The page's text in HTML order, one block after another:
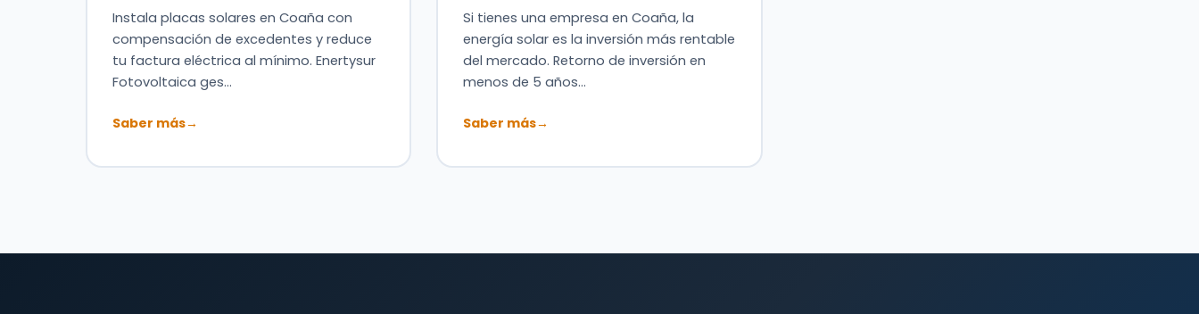
Instala placas solares en Coaña con
compensación de excedentes y reduce
tu factura eléctrica al mínimo. Enertysur
Fotovoltaica ges…
Saber más→
Si tienes una empresa en Coaña, la
energía solar es la inversión más rentable
del mercado. Retorno de inversión en
menos de 5 años…
Saber más→